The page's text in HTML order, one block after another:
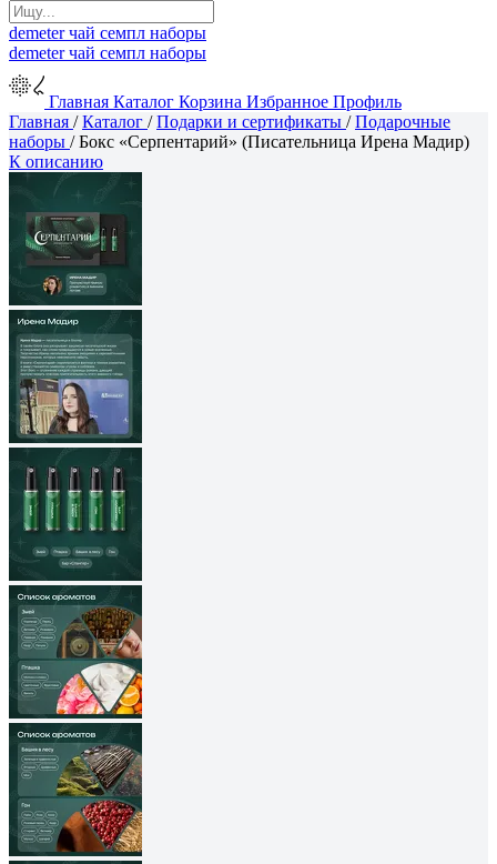
demeterчай семпл наборы
demeterчай семпл наборы
Главная Каталог Корзина Избранное Профиль
Главная /Каталог /Подарки и сертификаты /Подарочные
наборы /Бокс «Серпентарий» (Писательница Ирена Мадир)
К описанию